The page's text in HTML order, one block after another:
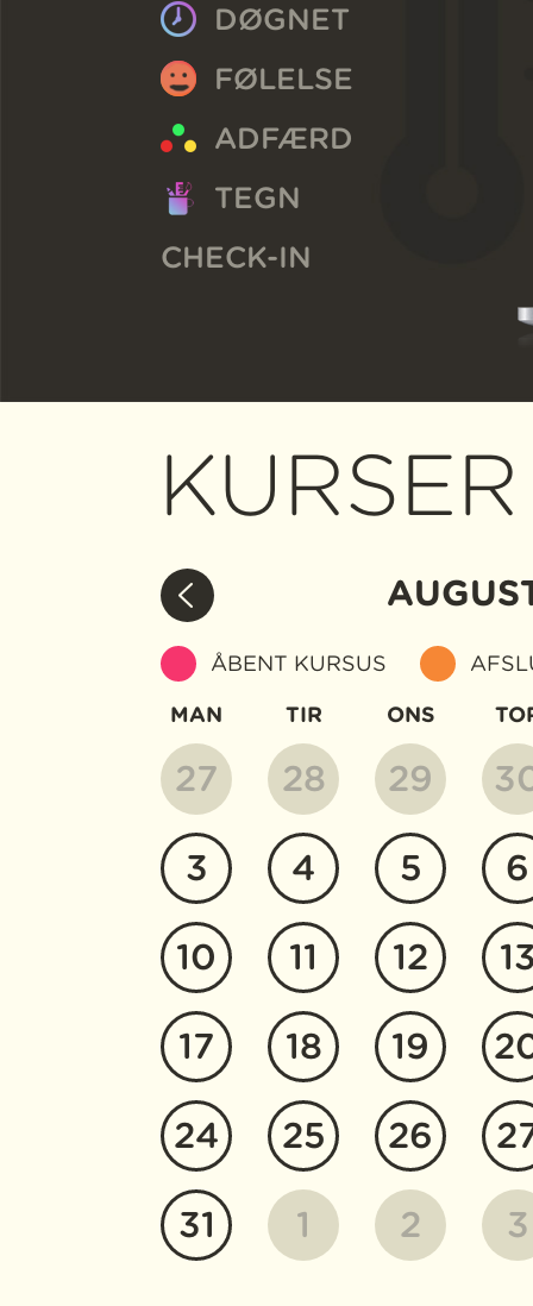
DØGNET
FØLELSE
ADFÆRD
TEGN
CHECK-IN
KURSER
ÅBENT KURSUS
MAN TIR ONS
27 28 29
3 4 5 6
10 11 12
17 18 19
24 25 26
31 1 2 3